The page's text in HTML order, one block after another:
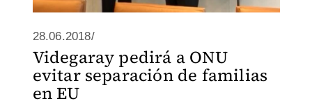
28.06.2018/
Videgaray pedirá a ONU
evitar separación de familias
en EU